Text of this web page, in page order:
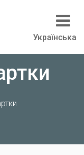
Українська